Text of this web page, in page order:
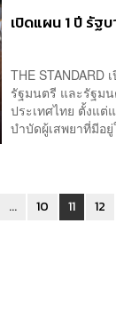
เปิดแผน 1 ปี รัฐ
THE
รัฐมนตรี และรัฐม
ประเทศไทย ตั้งแต่
บำบัดผู้เสพยาที่มีอ
... 10 11 12